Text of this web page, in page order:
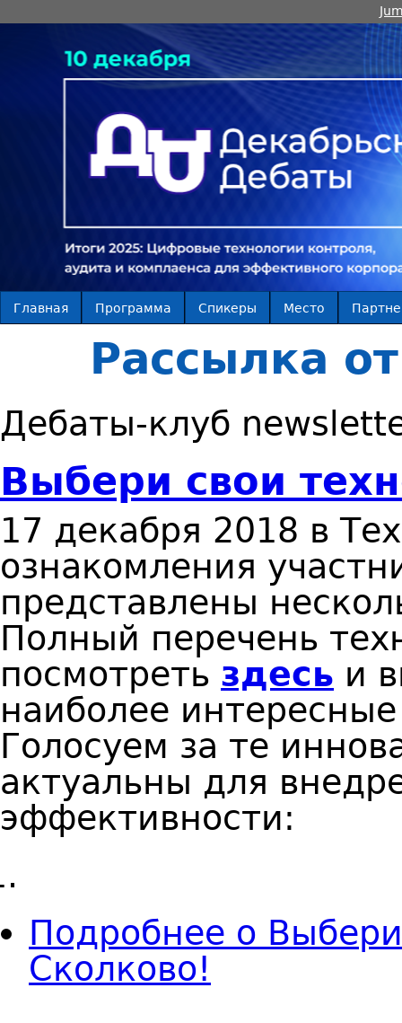
Главная Программа Спикеры Место
Рассылка
Дебаты-клуб
Выбери свои
17 декабря 2018 в
ознакомления
представлены
Полный перечень
посмотреть здесь и
наиболее
Голосуем за те
актуальны для
эффективности:
Подробнее о
Сколково!